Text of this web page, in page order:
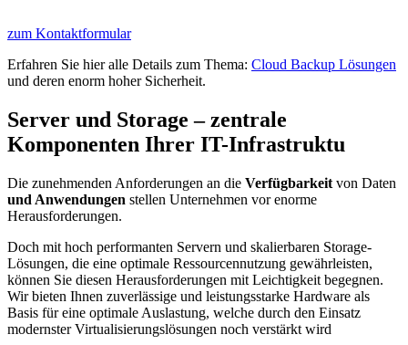
zum Kontaktformular
Erfahren Sie hier alle Details zum Thema: Cloud Backup Lösungen
und deren enorm hoher Sicherheit.
Server und Storage – zentrale
Komponenten Ihrer IT-Infrastruktu
Die zunehmenden Anforderungen an die Verfügbarkeit von Daten
und Anwendungen stellen Unternehmen vor enorme
Herausforderungen.
Doch mit hoch performanten Servern und skalierbaren Storage-
Lösungen, die eine optimale Ressourcennutzung gewährleisten,
können Sie diesen Herausforderungen mit Leichtigkeit begegnen.
Wir bieten Ihnen zuverlässige und leistungsstarke Hardware als
Basis für eine optimale Auslastung, welche durch den Einsatz
modernster Virtualisierungslösungen noch verstärkt wird